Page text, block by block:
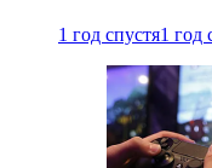
1 год спустя1 год